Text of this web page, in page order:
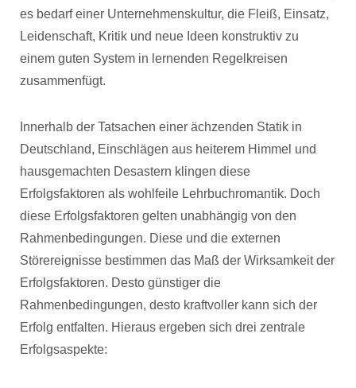
es bedarf einer Unternehmenskultur, die Fleiß, Einsatz,
Leidenschaft, Kritik und neue Ideen konstruktiv zu
einem guten System in lernenden Regelkreisen
zusammenfügt.
Innerhalb der Tatsachen einer ächzenden Statik in
Deutschland, Einschlägen aus heiterem Himmel und
hausgemachten Desastern klingen diese
Erfolgsfaktoren als wohlfeile Lehrbuchromantik. Doch
diese Erfolgsfaktoren gelten unabhängig von den
Rahmenbedingungen. Diese und die externen
Störereignisse bestimmen das Maß der Wirksamkeit der
Erfolgsfaktoren. Desto günstiger die
Rahmenbedingungen, desto kraftvoller kann sich der
Erfolg entfalten. Hieraus ergeben sich drei zentrale
Erfolgsaspekte: